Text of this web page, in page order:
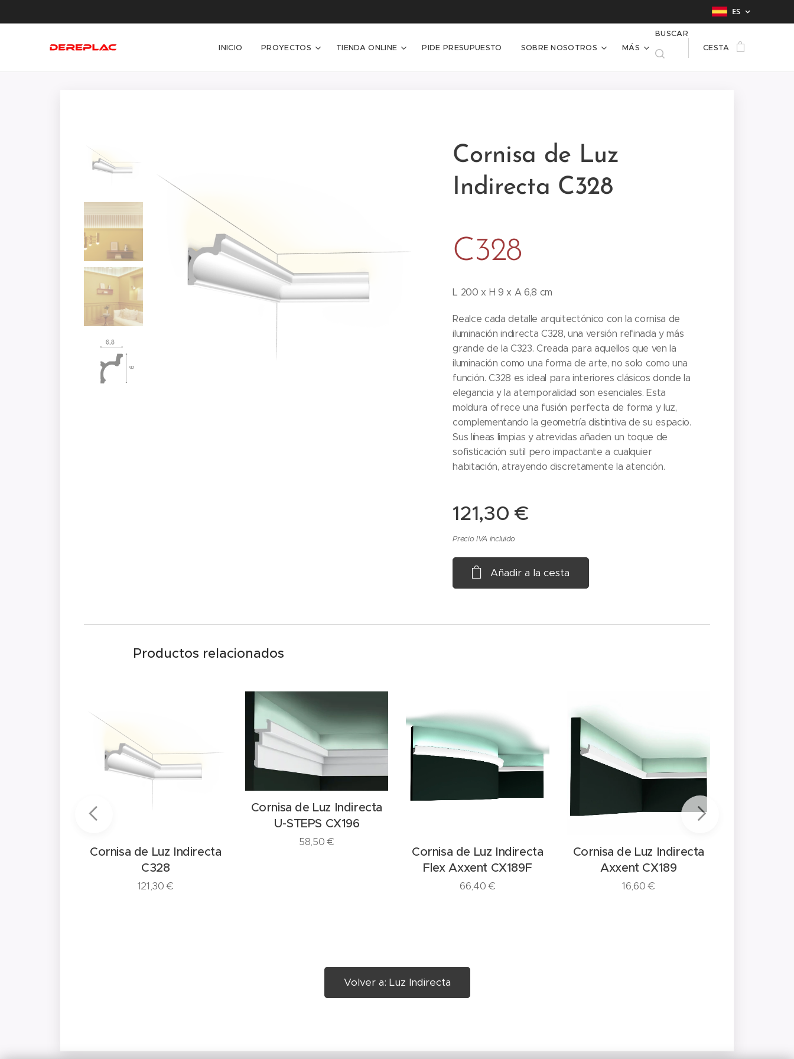
ES
INICIO PROYECTOS TIENDA ONLINE PIDE PRESUPUESTO SOBRE NOSOTROS MÁS
BUSCAR
CESTA
Cornisa de Luz
Indirecta C328
C328
L 200 x H 9 x A 6,8 cm
Realce cada detalle arquitectónico con la cornisa de
iluminación indirecta C328, una versión refinada y más
grande de la C323. Creada para aquellos que ven la
iluminación como una forma de arte, no solo como una
función. C328 es ideal para interiores clásicos donde la
elegancia y la atemporalidad son esenciales. Esta
moldura ofrece una fusión perfecta de forma y luz,
complementando la geometría distintiva de su espacio.
Sus líneas limpias y atrevidas añaden un toque de
sofisticación sutil pero impactante a cualquier
habitación, atrayendo discretamente la atención.
121,30 €
Precio IVA incluido
Añadir a la cesta
Productos relacionados
Cornisa de Luz Indirecta
C328
121,30€
Cornisa de Luz Indirecta
U-STEPS CX196
58,50€
Cornisa de Luz Indirecta
Flex Axxent CX189F
66,40€
Cornisa de Luz Indirecta
Axxent CX189
16,60€
Volver a: Luz Indirecta